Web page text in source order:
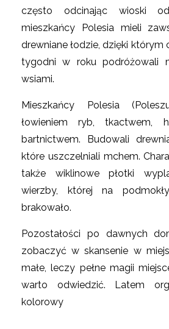
często odcinając wioski
mieszkańcy Polesia mieli
drewniane łodzie, dzięki którym
tygodni w roku podróżowali
wsiami.
Mieszkańcy Polesia
łowieniem ryb, tkactwem,
bartnictwem. Budowali
które uszczelniali mchem.
także wiklinowe płotki
wierzby, której na
brakowało.
Pozostałości po dawnych
zobaczyć w skansenie w
małe, leczy pełne magii
warto odwiedzić. Latem
kolorowy